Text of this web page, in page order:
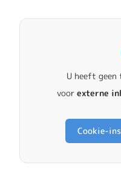
U heeft geen
voor externe
Cookie-